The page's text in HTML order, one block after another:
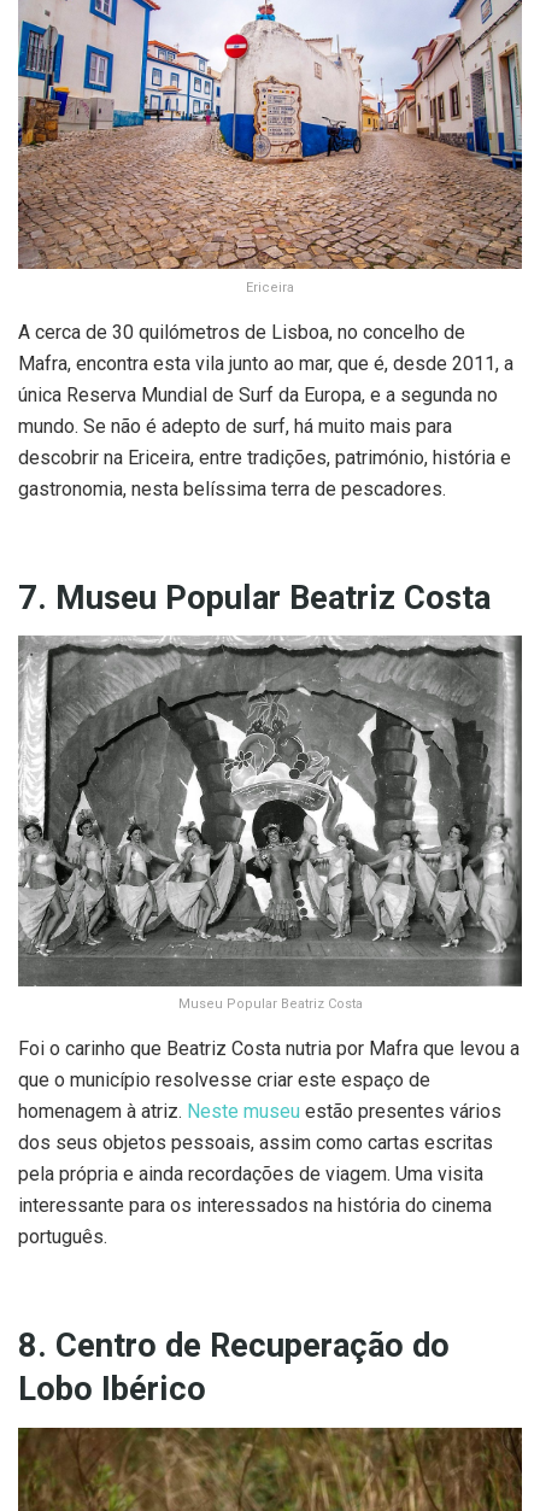
Ericeira
A cerca de 30 quilómetros de Lisboa, no concelho de
Mafra, encontra esta vila junto ao mar, que é, desde 2011, a
única Reserva Mundial de Surf da Europa, e a segunda no
mundo. Se não é adepto de surf, há muito mais para
descobrir na Ericeira, entre tradições, património, história e
gastronomia, nesta belíssima terra de pescadores.
7. Museu Popular Beatriz Costa
Museu Popular Beatriz Costa
Foi o carinho que Beatriz Costa nutria por Mafra que levou a
que o município resolvesse criar este espaço de
homenagem à atriz. Neste museu estão presentes vários
dos seus objetos pessoais, assim como cartas escritas
pela própria e ainda recordações de viagem. Uma visita
interessante para os interessados na história do cinema
português.
8. Centro de Recuperação do
Lobo Ibérico